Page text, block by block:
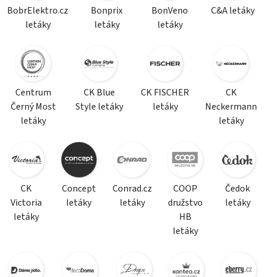
BobrElektro.cz
letáky
Bonprix
letáky
BonVeno
letáky
C&A letáky
Centrum
Černý Most
letáky
CK Blue
Style letáky
CK FISCHER
letáky
CK
Neckermann
letáky
CK
Victoria
letáky
Concept
letáky
Conrad.cz
letáky
COOP
družstvo
HB
letáky
Čedok
letáky